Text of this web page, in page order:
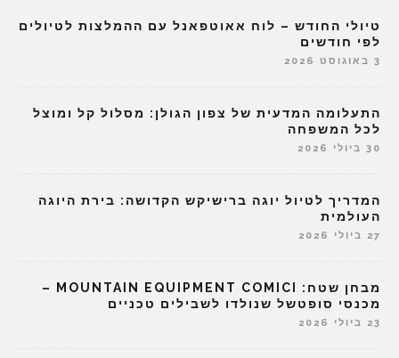
טיולי החודש – לוח אאוטפאנל עם ההמלצות לטיולים
לפי חודשים
3 באוגוסט 2026
התעלומה המדעית של צפון הגולן: מסלול קל ומוצל
לכל המשפחה
30 ביולי 2026
המדריך לטיול יוגה ברישיקש הקדושה: בירת היוגה
העולמית
27 ביולי 2026
מבחן שטח: MOUNTAIN EQUIPMENT COMICI –
מכנסי סופטשל שנולדו לשבילים טכניים
23 ביולי 2026